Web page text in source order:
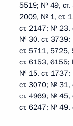
5519; № 49,
2009, № 1, ст.
ст. 2147; № 23,
№ 30, ст.
ст. 5711,
ст. 6153,
№ 15, ст.
ст. 3070; № 31,
ст. 4969; № 45,
ст. 6247; № 49,